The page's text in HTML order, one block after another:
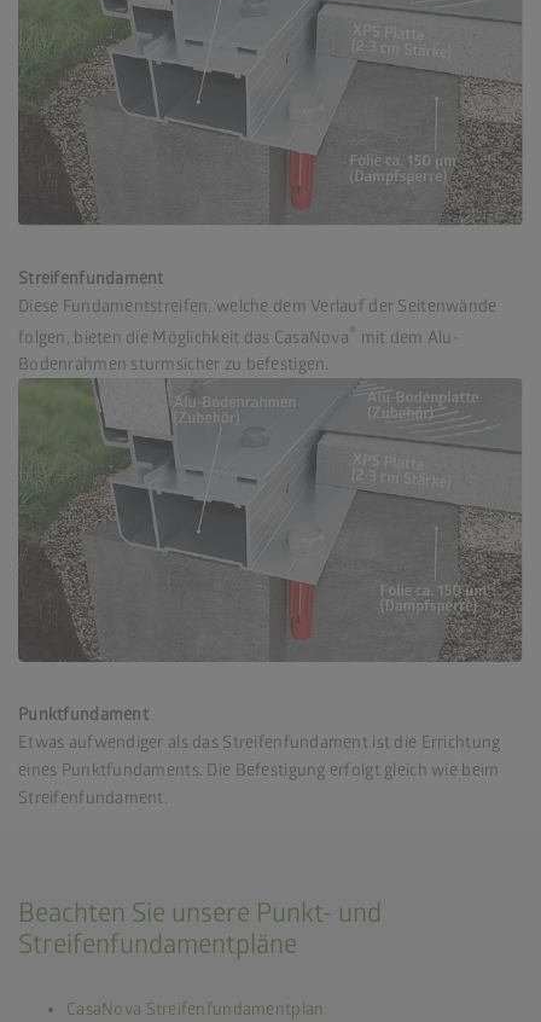
Streifenfundament
Diese Fundamentstreifen, welche dem Verlauf der Seitenwände
folgen, bieten die Möglichkeit das CasaNova ® mit dem Alu-
Bodenrahmen sturmsicher zu befestigen.
Punktfundament
Etwas aufwendiger als das Streifenfundament ist die Errichtung
eines Punktfundaments. Die Befestigung erfolgt gleich wie beim
Streifenfundament.
Beachten Sie unsere Punkt- und
Streifenfundamentpläne
CasaNova Streifenfundamentplan